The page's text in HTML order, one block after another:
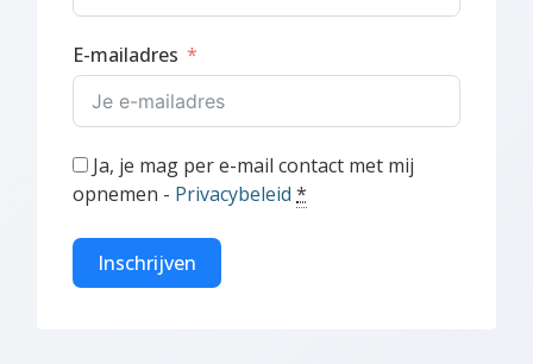
E-mailadres
Ja, je mag per e-mail contact met mij
opnemen - Privacybeleid *
Inschrijven